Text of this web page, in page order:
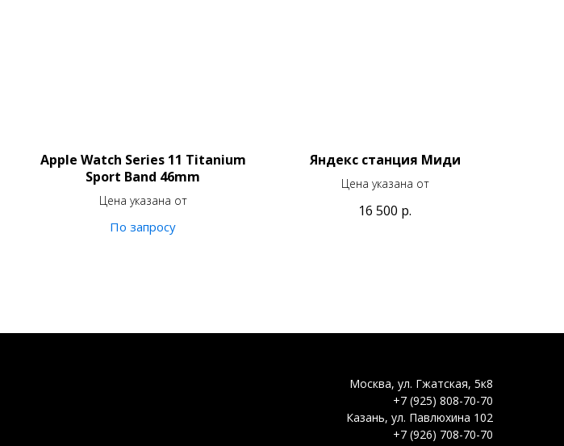
Apple Watch Series 11 Titanium
Sport Band 46mm
Цена указана от
Яндекс станция Миди
Цена указана от
16 500 р.
Москва, ул. Гжатская, 5к8
+7 (925) 808-70-70
Казань, ул. Павлюхина 102
+7 (926) 708-70-70